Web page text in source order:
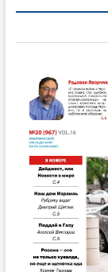
записям